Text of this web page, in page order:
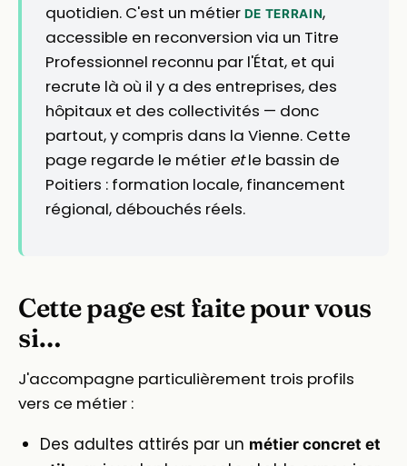
quotidien. C'est un métier DE TERRAIN,
accessible en reconversion via un Titre
Professionnel reconnu par l'État, et qui
recrute là où il y a des entreprises, des
hôpitaux et des collectivités — donc
partout, y compris dans la Vienne. Cette
page regarde le métier etle bassin de
Poitiers : formation locale, financement
régional, débouchés réels.
Cette page est faite pour vous
si…
J'accompagne particulièrement trois profils
vers ce métier :
Des adultes attirés par un métier concret et